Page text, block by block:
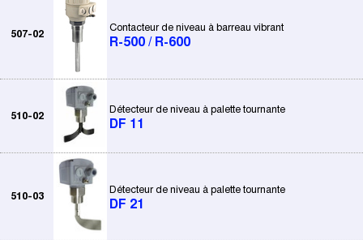
507-02
Contacteur de niveau à barreau vibrant
R-500 / R-600
510-02
Détecteur de niveau à palette tournante
DF 11
510-03
Détecteur de niveau à palette tournante
DF 21